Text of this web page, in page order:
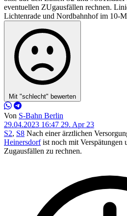
eventuellen ZUgausfällen rechnen.
Lichtenrade und Nordbahnhof im 10-
Mit "schlecht" bewerten
Von S-Bahn Berlin
29.04.2023 16:47 29. Apr 23
S2, S8 Nach einer ärztlichen
Heinersdorfist noch mit Verspätungen
Zugausfällen zu rechnen.